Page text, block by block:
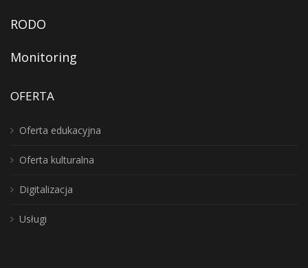
RODO
Monitoring
OFERTA
Oferta edukacyjna
Oferta kulturalna
Digitalizacja
Usługi